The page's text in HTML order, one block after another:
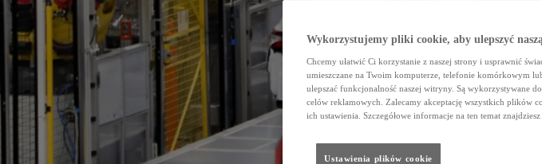
Wykorzystujemy pliki cookie, aby ulepszyć
Chcemy ułatwić Ci korzystanie z naszej strony i usprawnić
umieszczane na Twoim komputerze, telefonie komórkowym
ulepszać funkcjonalność naszej witryny. Są wykorzystywane
celów reklamowych. Zalecamy akceptację wszystkich plików
ich ustawienia. Szczegółowe informacje na ten temat znajdziesz
Ustawienia plików cookie